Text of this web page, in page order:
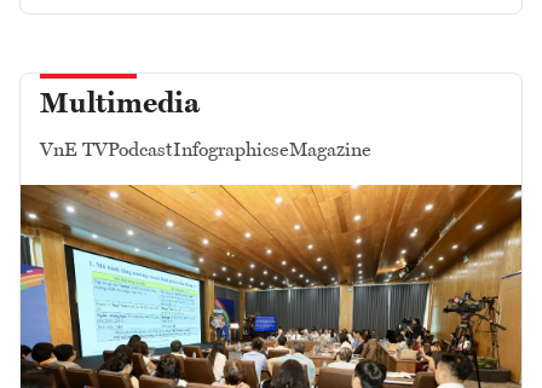
Multimedia
VnE TVPodcastInfographicseMagazine